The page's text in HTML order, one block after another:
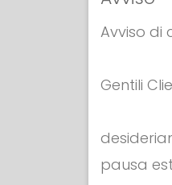
Avviso di
Gentili
pausa